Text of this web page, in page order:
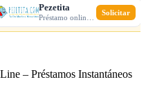
Pezetita Solicitar
– Préstamos Instantáneos